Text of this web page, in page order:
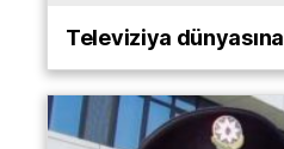
Televiziya dünyasına